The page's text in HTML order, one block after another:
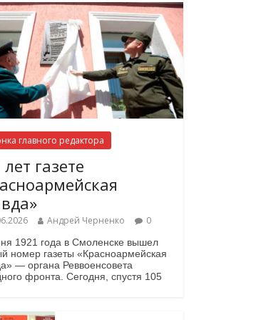
главного редактора
газете
Андрей Черненко 0
1921 года в Смоленске вышел
номер газеты «Красноармейская
— органа Реввоенсовета
фронта. Сегодня, спустя 105